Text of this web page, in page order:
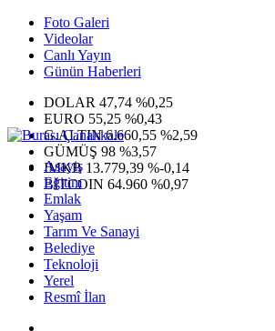
Foto Galeri
Videolar
Canlı Yayın
Günün Haberleri
DOLAR 47,74 %0,25
EURO 55,25 %0,43
G.ALTIN6.660,55 %2,59
GÜMÜŞ 98 %3,57
IMKB 13.779,39 %-0,14
BITCOIN 64.960 %0,97
Asayiş
Eğitim
Emlak
Yaşam
Tarım Ve Sanayi
Belediye
Teknoloji
Yerel
Resmî İlan